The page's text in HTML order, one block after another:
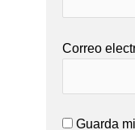
Correo
Guarda